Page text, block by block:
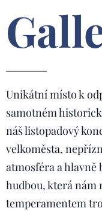
Unikátní místo k
samotném
náš listopadový
velkoměsta,
atmosféra a hlavně
hudbou, která nám
temperamentem